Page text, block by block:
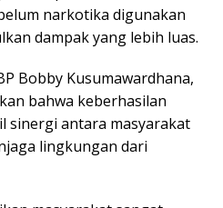
narkotika digunakan
dampak yang lebih luas.
Bobby Kusumawardhana,
bahwa keberhasilan
sinergi antara masyarakat
lingkungan dari